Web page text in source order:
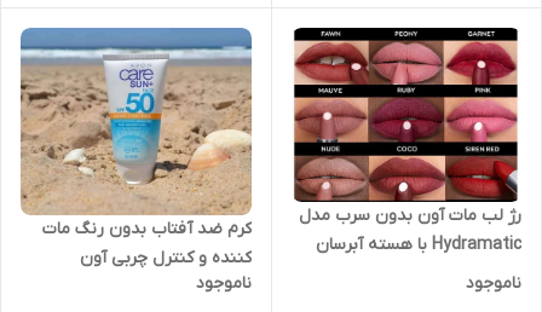
رژ لب مات آون بدون سرب مدل
Hydramatic با هسته آبرسان
رنگ Garnet
ناموجود
کرم ضد آفتاب بدون رنگ مات
کننده و کنترل چربی آون
اورجینال
ناموجود